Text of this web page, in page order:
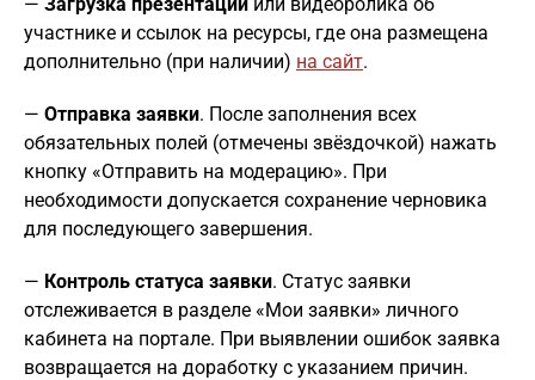
участнике и ссылок на ресурсы, где она размещена
дополнительно (при наличии) на сайт.
— Отправка заявки. После заполнения всех
обязательных полей (отмечены звёздочкой) нажать
кнопку «Отправить на модерацию». При
необходимости допускается сохранение черновика
для последующего завершения.
— Контроль статуса заявки. Статус заявки
отслеживается в разделе «Мои заявки» личного
кабинета на портале. При выявлении ошибок заявка
возвращается на доработку с указанием причин.